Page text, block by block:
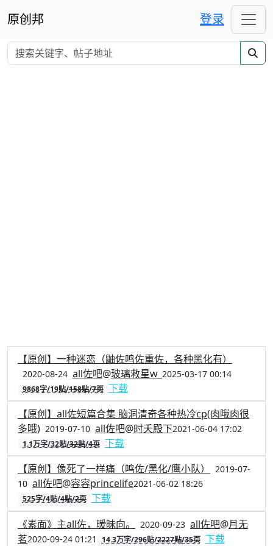
原创邦 登录
【原创】一种迷恋（鼬佐鸣佐重佐，各种黑化有）
2020-08-24 all佐吧@玻璃救星w_ 2025-03-17 00:14
9868字/19贴/158贴/7页 下载
【原创】all佐短篇合集 脑洞清奇各种热冷cp(肉哦肉很
多哦) 2019-07-10 all佐吧@时夭殿下2021-06-04 17:02
1.1万字/32贴/32贴/4页 下载
【原创】像死了一样痛（鸣佐/黑化/鹰小队）
2019-07-
10 all佐吧@容容princelife2021-06-02 18:26
525字/4贴/4贴/2页 下载
《素面》主all佐，暧昧向。
2020-09-23 all佐吧@月无
茗2020-09-24 01:21 14.3万字/296贴/2227贴/35页 下载